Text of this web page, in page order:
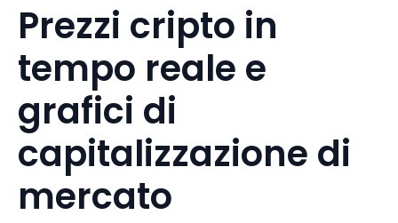
Prezzi cripto in
tempo reale e
grafici di
capitalizzazione di
mercato